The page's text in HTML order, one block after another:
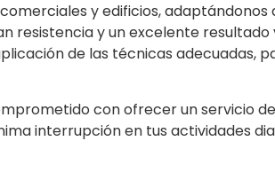
y edificios,
resistencia y un excelente
de las técnicas adecuadas,
con ofrecer un servicio
interrupción en tus actividades